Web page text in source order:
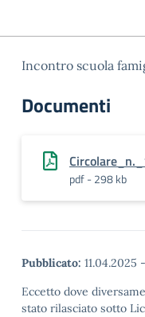
Incontro scuola
Documenti
pdf - 298 kb
Pubblicato: 11.04.2025 -
Eccetto dove
stato rilasciato sotto